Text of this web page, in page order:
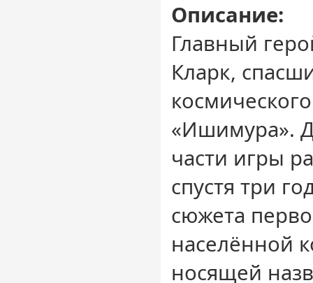
Описание:
Главный
Кларк,
«Ишимура».
части игры
спустя три
сюжета
населённой
носящей